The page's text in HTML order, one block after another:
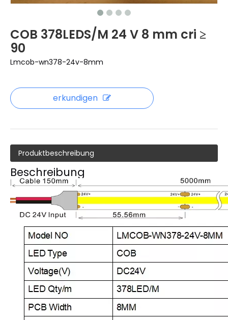
COB 378LEDS/M 24 V 8 mm cri ≥
90
Lmcob-wn378-24v-8mm
erkundigen
Produktbeschreibung
Beschreibung